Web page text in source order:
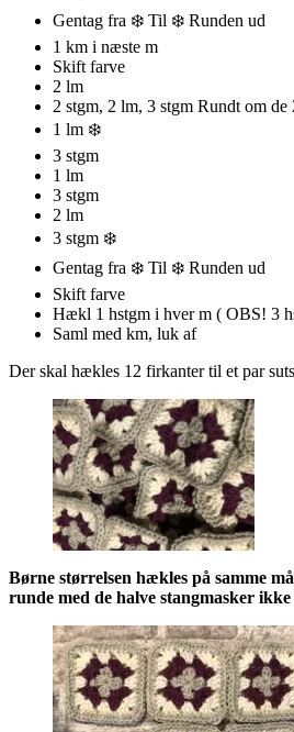
Gentag fra ❄️ Til ❄️ Runden ud
1 km i næste m
Skift farve
2 lm
2 stgm, 2 lm, 3 stgm Rundt om de
1 lm ❄️
3 stgm
1 lm
3 stgm
2 lm
3 stgm ❄️
Gentag fra ❄️ Til ❄️ Runden ud
Skift farve
Hækl 1 hstgm i hver m ( OBS! 3
Saml med km, luk af
Der skal hækles 12 firkanter til et par
Børne størrelsen hækles på samme
runde med de halve stangmasker